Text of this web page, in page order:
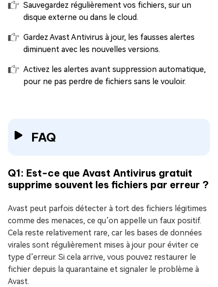
Sauvegardez régulièrement vos fichiers, sur un
disque externe ou dans le cloud.
Gardez Avast Antivirus à jour, les fausses alertes
diminuent avec les nouvelles versions.
Activez les alertes avant suppression automatique,
pour ne pas perdre de fichiers sans le vouloir.
FAQ
Q1: Est-ce que Avast Antivirus gratuit
supprime souvent les fichiers par erreur ?
Avast peut parfois détecter à tort des fichiers légitimes
comme des menaces, ce qu’on appelle un faux positif.
Cela reste relativement rare, car les bases de données
virales sont régulièrement mises à jour pour éviter ce
type d’erreur. Si cela arrive, vous pouvez restaurer le
fichier depuis la quarantaine et signaler le problème à
Avast.